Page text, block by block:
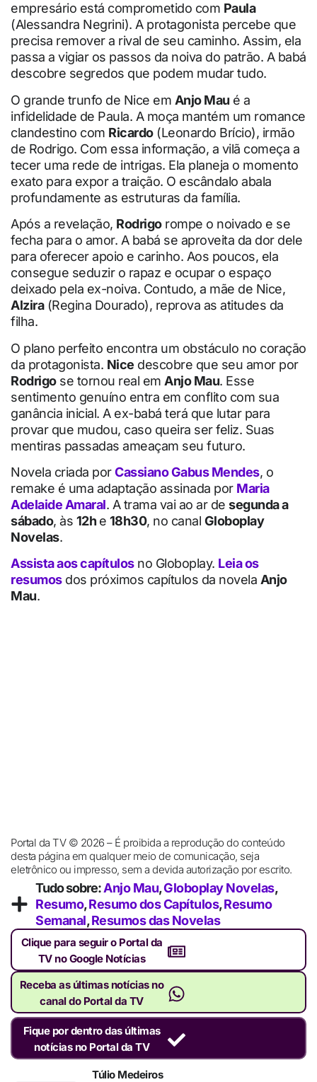
empresário está comprometido com Paula
(Alessandra Negrini). A protagonista percebe que
precisa remover a rival de seu caminho. Assim, ela
passa a vigiar os passos da noiva do patrão. A babá
descobre segredos que podem mudar tudo.
O grande trunfo de Nice em Anjo Mau é a
infidelidade de Paula. A moça mantém um romance
clandestino com Ricardo(Leonardo Brício), irmão
de Rodrigo. Com essa informação, a vilã começa a
tecer uma rede de intrigas. Ela planeja o momento
exato para expor a traição. O escândalo abala
profundamente as estruturas da família.
Após a revelação, Rodrigorompe o noivado e se
fecha para o amor. A babá se aproveita da dor dele
para oferecer apoio e carinho. Aos poucos, ela
consegue seduzir o rapaz e ocupar o espaço
deixado pela ex-noiva. Contudo, a mãe de Nice,
Alzira(Regina Dourado), reprova as atitudes da
filha.
O plano perfeito encontra um obstáculo no coração
da protagonista. Nice descobre que seu amor por
Rodrigose tornou real em Anjo Mau. Esse
sentimento genuíno entra em conflito com sua
ganância inicial. A ex-babá terá que lutar para
provar que mudou, caso queira ser feliz. Suas
mentiras passadas ameaçam seu futuro.
Novela criada porCassiano Gabus Mendes, o
remake é uma adaptação assinada por Maria
Adelaide Amaral. A trama vai ao ar de segunda a
sábado, às 12h e 18h30, no canal Globoplay
Novelas.
Assista aos capítulosno Globoplay. Leia os
resumosdos próximos capítulos da novela Anjo
Mau.
Portal da TV © 2026 – É proibida a reprodução do conteúdo
desta página em qualquer meio de comunicação, seja
eletrônico ou impresso, sem a devida autorização por escrito.
Tudo sobre:Anjo Mau,Globoplay Novelas,
Resumo,Resumo dos Capítulos,Resumo
Semanal,Resumos das Novelas
Clique para seguir o Portal da
TV no Google Notícias
Receba as últimas notícias no
canal do Portal da TV
Fique por dentro das últimas
notícias no Portal da TV
Túlio Medeiros